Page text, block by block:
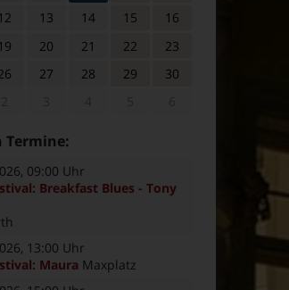
12 13 14 15
16
19 20 21 22
23
27 28 29
30
Termine:
, 09:00 Uhr
Breakfast Blues - Tony
, 13:00 Uhr
Maura Maxplatz